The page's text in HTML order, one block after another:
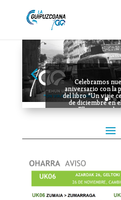
Celebramos
aniversario con la
del libro “Un viaje
de diciembre en
Elkargunea